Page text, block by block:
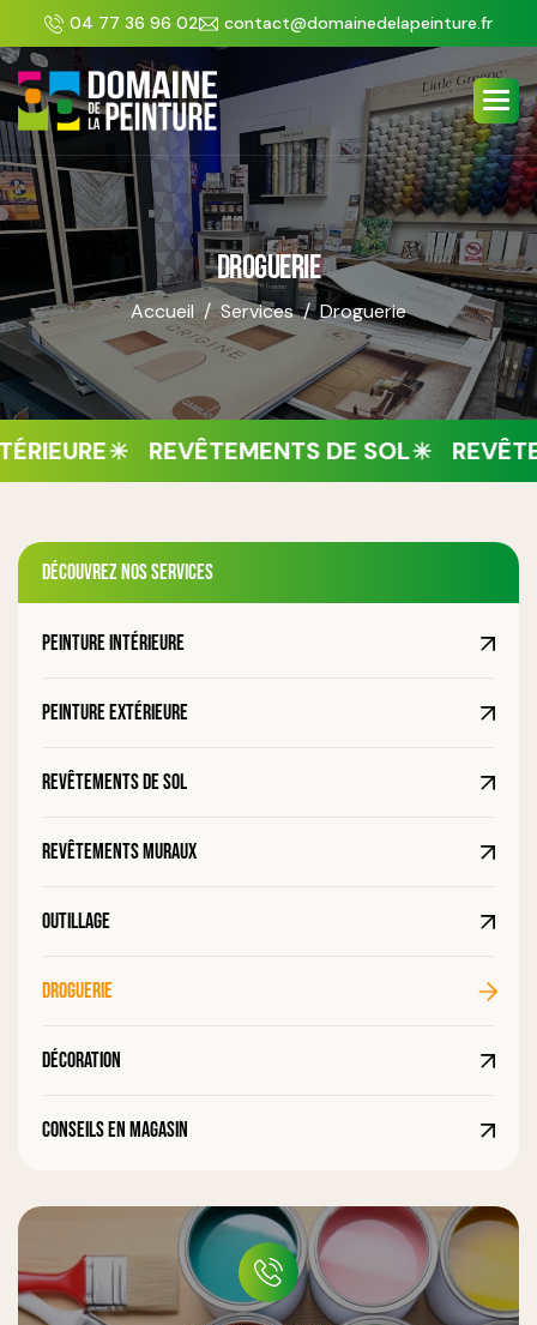
04 77 36 96 02 contact@domainedelapeinture.fr
DROGUERIE
Accueil Services Droguerie
REVÊTEMENTS DE SOL
Découvrez nos services
Peinture intérieure
Peinture extérieure
Revêtements de sol
Revêtements muraux
Outillage
Droguerie
Décoration
Conseils en magasin
Panneau de gestion des cookies